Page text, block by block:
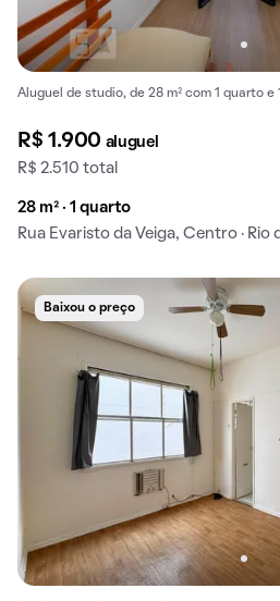
Aluguel de studio, de 28 m² com 1 quarto e
R$ 1.900 aluguel
R$ 2.510 total
28 m² · 1 quarto
Rua Evaristo da Veiga, Centro · Rio
Baixou o preço